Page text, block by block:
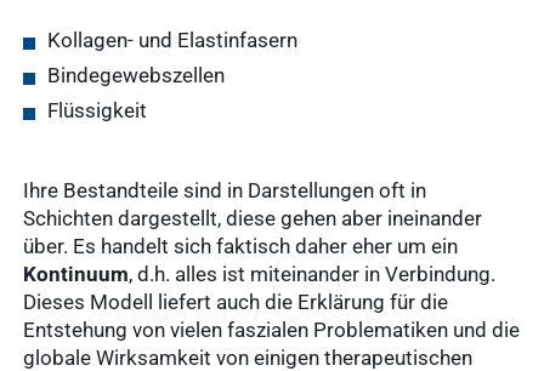
Kollagen- und Elastinfasern
Bindegewebszellen
Flüssigkeit
Ihre Bestandteile sind in Darstellungen oft in
Schichten dargestellt, diese gehen aber ineinander
über. Es handelt sich faktisch daher eher um ein
Kontinuum, d.h. alles ist miteinander in Verbindung.
Dieses Modell liefert auch die Erklärung für die
Entstehung von vielen faszialen Problematiken und die
globale Wirksamkeit von einigen therapeutischen